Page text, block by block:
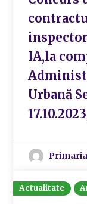
IA,la
Urbană
Actualitate